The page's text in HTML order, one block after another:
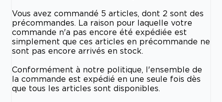
Vous avez commandé 5 articles, dont 2 sont des
précommandes. La raison pour laquelle votre
commande n'a pas encore été expédiée est
simplement que ces articles en précommande ne
sont pas encore arrivés en stock.
Conformément à notre politique, l'ensemble de
la commande est expédié en une seule fois dès
que tous les articles sont disponibles.